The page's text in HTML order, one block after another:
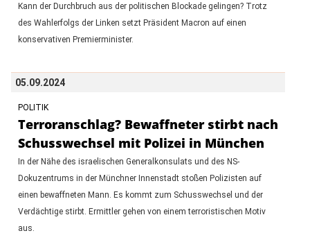
Kann der Durchbruch aus der politischen Blockade gelingen? Trotz
des Wahlerfolgs der Linken setzt Präsident Macron auf einen
konservativen Premierminister.
05.09.2024
POLITIK
Terroranschlag? Bewaffneter stirbt nach
Schusswechsel mit Polizei in München
In der Nähe des israelischen Generalkonsulats und des NS-
Dokuzentrums in der Münchner Innenstadt stoßen Polizisten auf
einen bewaffneten Mann. Es kommt zum Schusswechsel und der
Verdächtige stirbt. Ermittler gehen von einem terroristischen Motiv
aus.